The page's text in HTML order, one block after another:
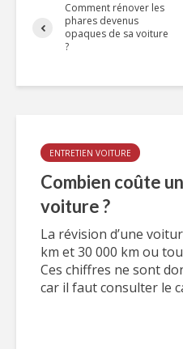
Comment rénover les
phares devenus
opaques de sa voiture
?
ENTRETIEN VOITURE
Combien coûte
voiture ?
La révision d’une
km et 30 000 km ou
Ces chiffres ne sont
car il faut consulter le